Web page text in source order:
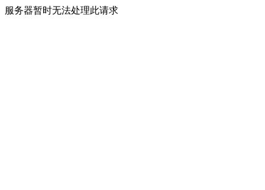
服务器暂时无法处理此请求